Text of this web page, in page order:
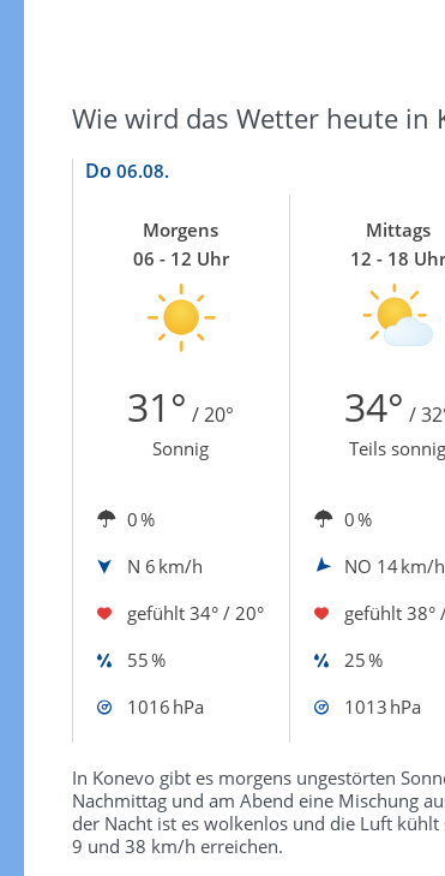
Wie wird das Wetter heute in
Do 06.08.
Morgens
06 - 12 Uhr
Mittags
12 - 18 Uhr
31° / 20° 34° /
Sonnig Teils sonnig
0 % 0 %
N 6 km/h NO 14 km/h
gefühlt 34° / 20° gefühlt 38°
55 %
25 %
1016 hPa
1013 hPa
In Konevo gibt es morgens ungestörten
Nachmittag und am Abend eine Mischung
der Nacht ist es wolkenlos und die Luft
9 und 38 km/h erreichen.
Zur Gewitterrisikokarte